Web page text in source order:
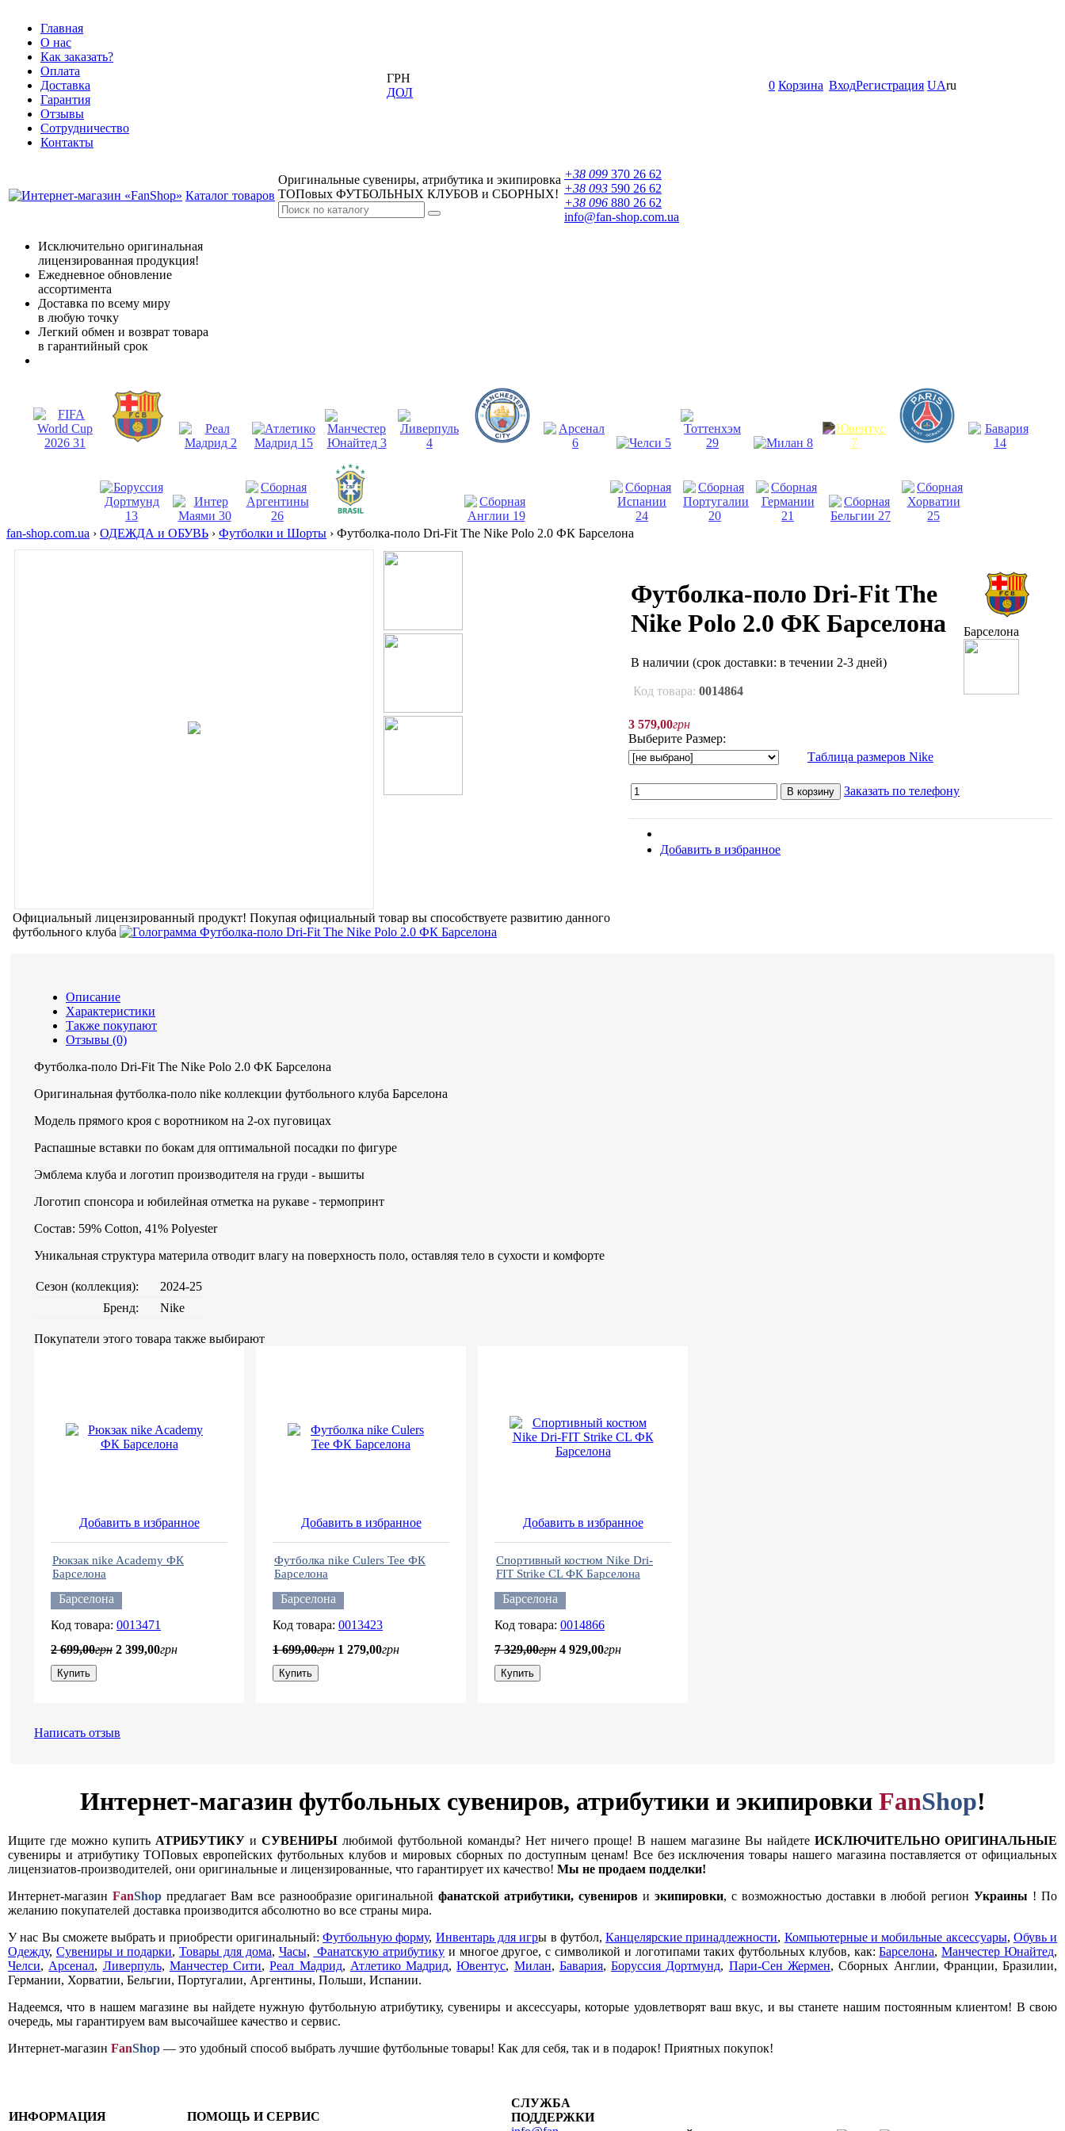
Главная
О нас
Как заказать?
Оплата
Доставка
Гарантия
Отзывы
Сотрудничество
Контакты
ГРН
ДОЛ
0 Корзина ВходРегистрация UAru
Каталог товаров
Оригинальные сувениры, атрибутика и экипировка
ТОПовых ФУТБОЛЬНЫХ КЛУБОВ и СБОРНЫХ!
+38 099 370 26 62
+38 093 590 26 62
+38 096 880 26 62
info@fan-shop.com.ua
Исключительно оригинальная
лицензированная продукция!
Ежедневное обновление
ассортимента
Доставка по всему миру
в любую точку
Легкий обмен и возврат товара
в гарантийный срок
fan-shop.com.ua › ОДЕЖДА и ОБУВЬ › Футболки и Шорты › Футболка-поло Dri-Fit The Nike Polo 2.0 ФК Барселона
Официальный лицензированный продукт! Покупая официальный товар вы способствуете развитию данного
футбольного клуба
Футболка-поло Dri-Fit The
Nike Polo 2.0 ФК Барселона
В наличии (срок доставки: в течении 2-3 дней)
Код товара: 0014864
Барселона
3 579,00грн
Выберите Размер:
Таблица размеров Nike
В корзину Заказать по телефону
Добавить в избранное
Описание
Характеристики
Также покупают
Отзывы (0)
Футболка-поло Dri-Fit The Nike Polo 2.0 ФК Барселона
Оригинальная футболка-поло nike коллекции футбольного клуба Барселона
Модель прямого кроя с воротником на 2-ох пуговицах
Распашные вставки по бокам для оптимальной посадки по фигуре
Эмблема клуба и логотип производителя на груди - вышиты
Логотип спонсора и юбилейная отметка на рукаве - термопринт
Состав: 59% Cotton, 41% Polyester
Уникальная структура материла отводит влагу на поверхность поло, оставляя тело в сухости и комфорте
Сезон (коллекция):
2024-25
Бренд:
Nike
Покупатели этого товара также выбирают
Добавить в избранное
Рюкзак nike Academy ФК
Барселона
Барселона
0013471
2 699,00грн 2 399,00грн
Купить
Добавить в избранное
Футболка nike Culers Tee ФК
Барселона
Барселона
0013423
1 699,00грн 1 279,00грн
Купить
Добавить в избранное
Спортивный костюм Nike Dri-
FIT Strike CL ФК Барселона
Барселона
0014866
7 329,00грн 4 929,00грн
Купить
Написать отзыв
Интернет-магазин футбольных сувениров, атрибутики и экипировки FanShop!
Ищите где можно купить АТРИБУТИКУ и СУВЕНИРЫ любимой футбольной команды? Нет ничего проще! В нашем магазине Вы найдете ИСКЛЮЧИТЕЛЬНО ОРИГИНАЛЬНЫЕ
сувениры и атрибутику ТОПовых европейских футбольных клубов и мировых сборных по доступным ценам! Все без исключения товары нашего магазина поставляется от официальных
лицензиатов-производителей, они оригинальные и лицензированные, что гарантирует их качество! Мы не продаем подделки!
Интернет-магазин FanShopпредлагает Вам все разнообразие оригинальнойфанатской атрибутики, сувениров и экипировки, с возможностью доставки в любой регионУкраины ! По
желанию покупателей доставка производится абсолютно во все страны мира.
У нас Вы сможете выбрать и приобрести оригинальный:Футбольную форму, Инвентарь для игры в футбол,Канцелярские принадлежности, Компьютерные и мобильные аксессуары, Обувь и
Одежду, Сувениры и подарки,Товары для дома, Часы, Фанатскую атрибутикуи многое другое, с символикой и логотипами таких футбольных клубов, как:Барселона,Манчестер Юнайтед,
Челси, Арсенал, Ливерпуль, Манчестер Сити,Реал Мадрид, Атлетико Мадрид,Ювентус, Милан, Бавария,Боруссия Дортмунд, Пари-Сен Жермен, Сборных Англии, Франции, Бразилии,
Германии, Хорватии, Бельгии, Португалии, Аргентины, Польши, Испании.
Надеемся, что в нашем магазине вы найдете нужную футбольную атрибутику, сувениры и аксессуары, которые удовлетворят ваш вкус, и вы станете нашим постоянным клиентом! В свою
очередь, мы гарантируем вам высочайшее качество и сервис.
Интернет-магазин FanShop — это удобный способ выбрать лучшие футбольные товары! Как для себя, так и в подарок! Приятных покупок!
ИНФОРМАЦИЯ ПОМОЩЬ И СЕРВИС
СЛУЖБА
ПОДДЕРЖКИ